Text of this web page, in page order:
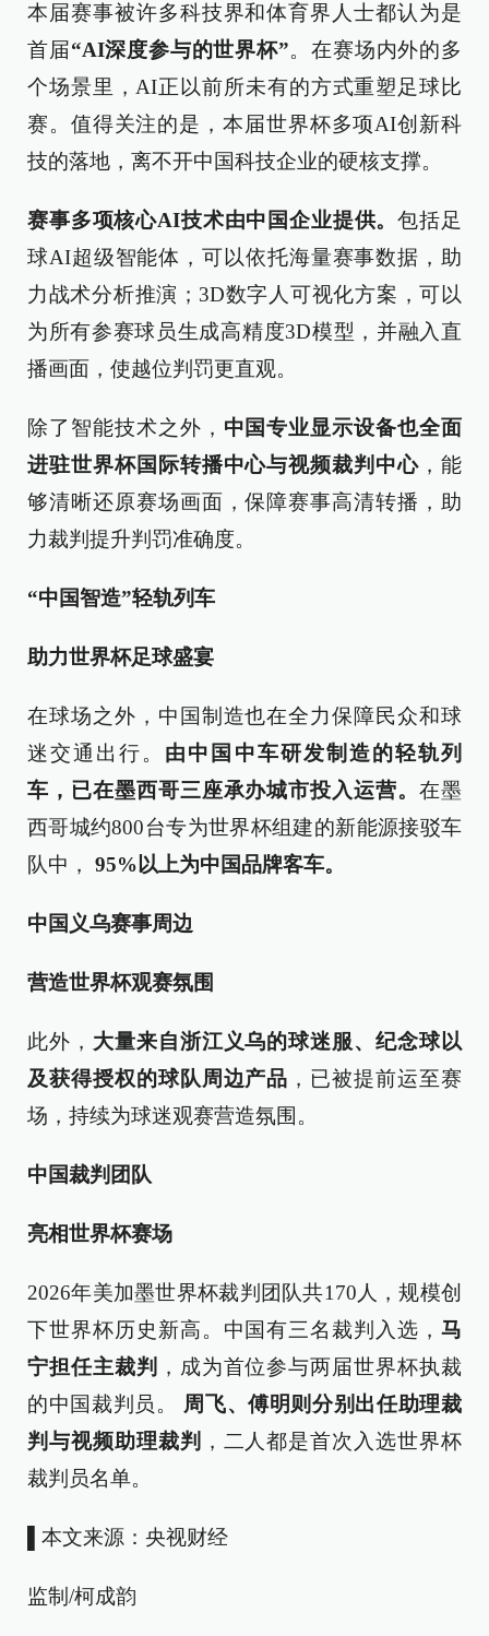
本届赛事被许多科技界和体育界人士都认为是
首届“AI深度参与的世界杯”。在赛场内外的多
个场景里，AI正以前所未有的方式重塑足球比
赛。值得关注的是，本届世界杯多项AI创新科
技的落地，离不开中国科技企业的硬核支撑。
赛事多项核心AI技术由中国企业提供。包括足
球AI超级智能体，可以依托海量赛事数据，助
力战术分析推演；3D数字人可视化方案，可以
为所有参赛球员生成高精度3D模型，并融入直
播画面，使越位判罚更直观。
除了智能技术之外， 中国专业显示设备也全面
进驻世界杯国际转播中心与视频裁判中心 ，能
够清晰还原赛场画面，保障赛事高清转播，助
力裁判提升判罚准确度。
“中国智造”轻轨列车
助力世界杯足球盛宴
在球场之外，中国制造也在全力保障民众和球
迷交通出行。 由中国中车研发制造的轻轨列
车，已在墨西哥三座承办城市投入运营。在墨
西哥城约800台专为世界杯组建的新能源接驳车
队中，
95%以上为中国品牌客车。
中国义乌赛事周边
营造世界杯观赛氛围
此外， 大量来自浙江义乌的球迷服、纪念球以
及获得授权的球队周边产品 ，已被提前运至赛
场，持续为球迷观赛营造氛围。
中国裁判团队
亮相世界杯赛场
2026年美加墨世界杯裁判团队共170人，规模创
下世界杯历史新高。中国有三名裁判入选， 马
宁担任主裁判
，成为首位参与两届世界杯执裁
的中国裁判员。
周飞、傅明则分别出任助理裁
判与视频助理裁判
，二人都是首次入选世界杯
裁判员名单。
本文来源：央视财经
监制/柯成韵